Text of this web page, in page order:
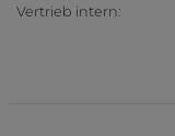
Vertrieb intern: